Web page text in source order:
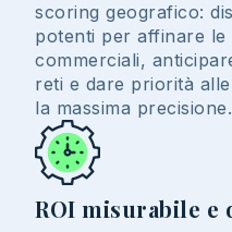
scoring geografico:
potenti per affinare le
commerciali,
reti e dare priorità
la massima precisione.
ROI misurabile e